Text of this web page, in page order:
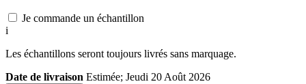
Je commande un échantillon
i
Les échantillons seront toujours livrés sans marquage.
Date de livraison Estimée; Jeudi 20 Août 2026